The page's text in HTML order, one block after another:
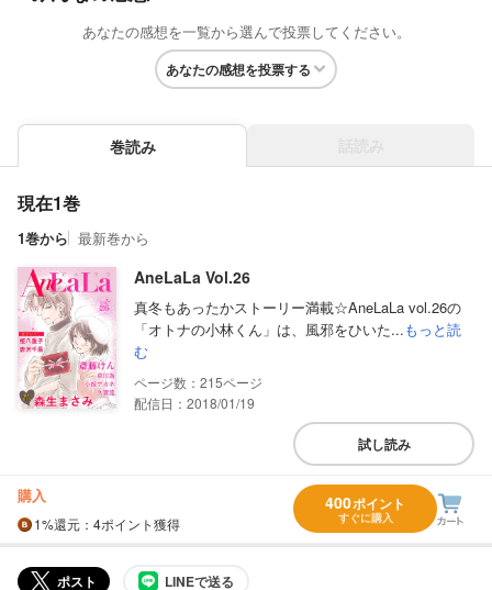
あなたの感想を一覧から選んで投票してください。
あなたの感想を投票する
巻読み
現在1巻
1巻から 最新巻から
AneLaLa Vol.26
真冬もあったかストーリー満載☆AneLaLa vol.26の
「オトナの小林くん」は、風邪をひいた...もっと読
む
215
配信日：2018/01/19
試し読み
購入
1%還元 ：4ポイント獲得
400ポイント
すぐに購入
ポスト LINEで送る